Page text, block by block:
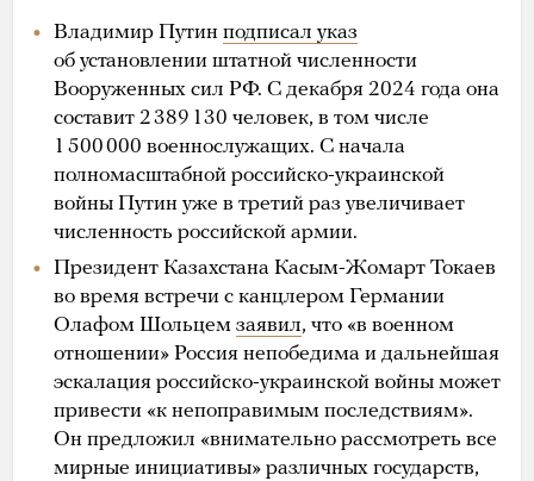
Владимир Путин подписал указ
об установлении штатной численности
Вооруженных сил РФ. С декабря 2024 года она
составит 2 389 130 человек, в том числе
1 500 000 военнослужащих. С начала
полномасштабной российско-украинской
войны Путин уже в третий раз увеличивает
численность российской армии.
Президент Казахстана Касым-Жомарт Токаев
во время встречи с канцлером Германии
Олафом Шольцем заявил, что «в военном
отношении» Россия непобедима и дальнейшая
эскалация российско-украинской войны может
привести «к непоправимым последствиям».
Он предложил «внимательно рассмотреть все
мирные инициативы» различных государств,